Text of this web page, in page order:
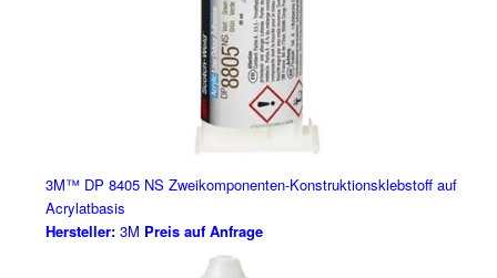
3M™ DP 8405 NS Zweikomponenten-Konstruktionsklebstoff auf
Acrylatbasis
Hersteller:3M Preis auf Anfrage